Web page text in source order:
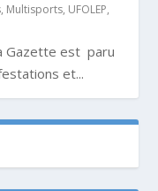
, Multisports, UFOLEP,
Gazette est paru
et...